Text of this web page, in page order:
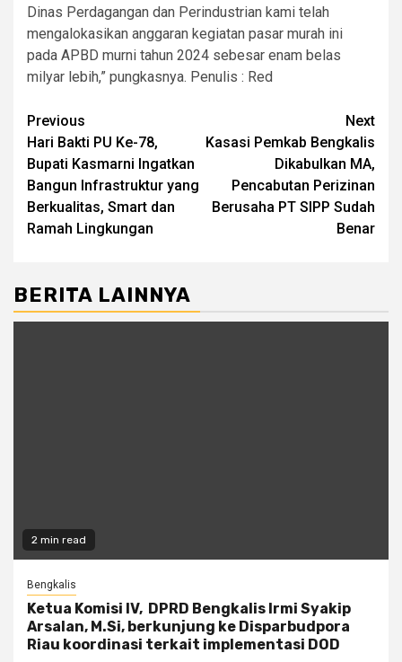
Dinas Perdagangan dan Perindustrian kami telah
mengalokasikan anggaran kegiatan pasar murah ini
pada APBD murni tahun 2024 sebesar enam belas
milyar lebih,” pungkasnya. Penulis : Red
Post
navigation
Previous
Hari Bakti PU Ke-78,
Bupati Kasmarni Ingatkan
Bangun Infrastruktur yang
Berkualitas, Smart dan
Ramah Lingkungan
Next
Kasasi Pemkab Bengkalis
Dikabulkan MA,
Pencabutan Perizinan
Berusaha PT SIPP Sudah
Benar
BERITA LAINNYA
2 min read
Bengkalis
Ketua Komisi IV, DPRD Bengkalis Irmi Syakip
Arsalan, M.Si, berkunjung ke Disparbudpora
Riau koordinasi terkait implementasi DOD